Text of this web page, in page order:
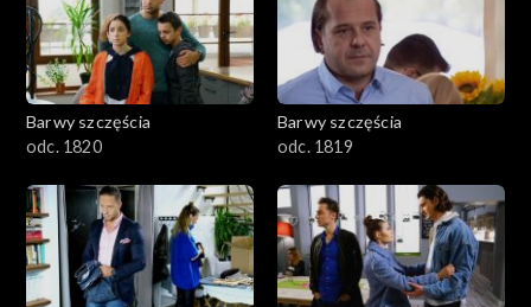
Barwy szczęścia
odc. 1820
Barwy szczęścia
odc. 1819